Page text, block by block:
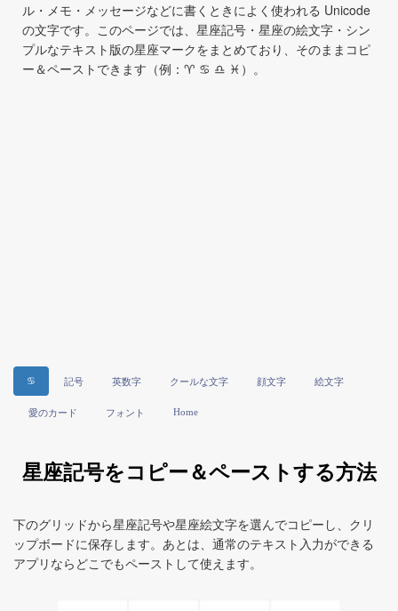
ル・メモ・メッセージなどに書くときによく使われる Unicode
の文字です。このページでは、星座記号・星座の絵文字・シン
プルなテキスト版の星座マークをまとめており、そのままコピ
ー＆ペーストできます（例：♈︎ ♋︎ ♎︎ ♓︎）。
♋ 記号 英数字 クールな文字 顔文字 絵文字
愛のカード フォント Home
星座記号をコピー＆ペーストする方法
下のグリッドから星座記号や星座絵文字を選んでコピーし、クリ
ップボードに保存します。あとは、通常のテキスト入力ができる
アプリならどこでもペーストして使えます。